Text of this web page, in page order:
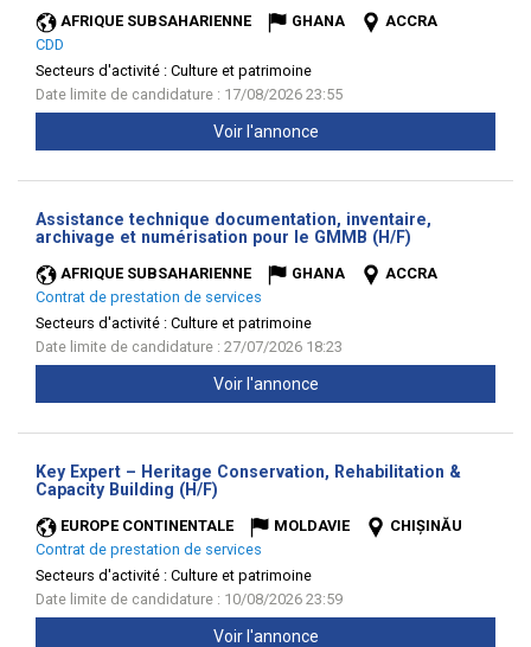
AFRIQUE SUBSAHARIENNE GHANA
ACCRA
CDD
Secteurs d'activité : Culture et patrimoine
Date limite de candidature : 17/08/2026 23:55
Voir l'annonce
Assistance technique documentation, inventaire,
archivage et numérisation pour le GMMB (H/F)
AFRIQUE SUBSAHARIENNE GHANA
ACCRA
Contrat de prestation de services
Secteurs d'activité : Culture et patrimoine
Date limite de candidature : 27/07/2026 18:23
Voir l'annonce
Key Expert – Heritage Conservation, Rehabilitation &
Capacity Building (H/F)
EUROPE CONTINENTALE MOLDAVIE
CHIȘINĂU
Contrat de prestation de services
Secteurs d'activité : Culture et patrimoine
Date limite de candidature : 10/08/2026 23:59
Voir l'annonce